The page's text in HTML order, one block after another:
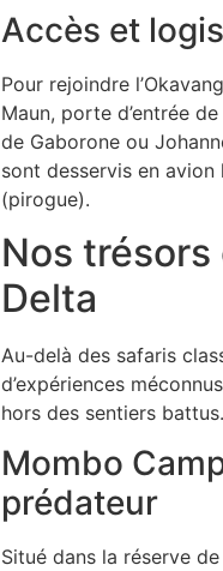
Accès et
Pour rejoindre
Maun, porte d’entrée
de Gaborone ou
sont desservis en
(pirogue).
Nos trésors
Delta
Au-delà des safaris
d’expériences
hors des sentiers battus.
Mombo
prédateur
Situé dans la réserve